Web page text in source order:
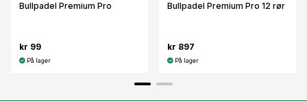
Bullpadel Premium Pro
kr 99
På lager
Bullpadel Premium Pro 12 rør
kr 897
På lager